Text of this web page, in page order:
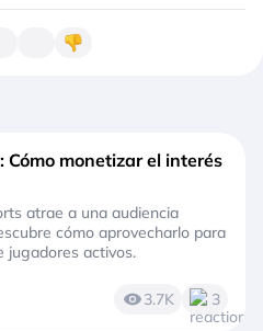
monetizar el interés
atrae a una audiencia
cómo aprovecharlo para
jugadores activos.
3.7K 3